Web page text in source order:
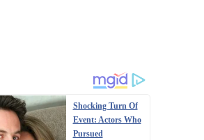
Shocking Turn Of
Event: Actors Who
Pursued